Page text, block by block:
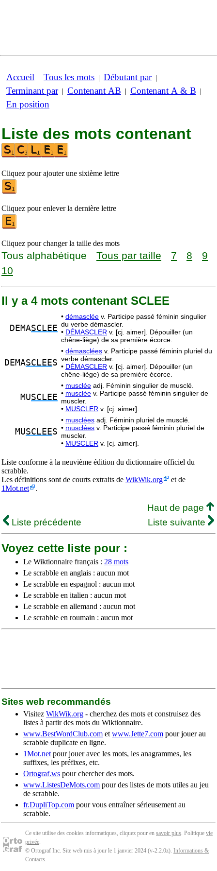
Accueil | Tous les mots | Débutant par|
Terminant par| Contenant AB | Contenant A & B |
En position
Liste des mots contenant
Cliquez pour ajouter une sixième lettre
Cliquez pour enlever la dernière lettre
Cliquez pour changer la taille des mots
Tous alphabétique Tous par taille 7 8
9
10
Il y a 4 mots contenant SCLEE
DEMASCLEE
• démasclée v. Participe passé féminin singulier
du verbe démascler.
• DÉMASCLER v. [cj. aimer]. Dépouiller (un
chêne-liège) de sa première écorce.
DEMASCLEES
• démasclées v. Participe passé féminin pluriel du
verbe démascler.
• DÉMASCLER v. [cj. aimer]. Dépouiller (un
chêne-liège) de sa première écorce.
MUSCLEE
• musclée adj. Féminin singulier de musclé.
• musclée v. Participe passé féminin singulier de
muscler.
• MUSCLER v. [cj. aimer].
MUSCLEES
• musclées adj. Féminin pluriel de musclé.
• musclées v. Participe passé féminin pluriel de
muscler.
• MUSCLER v. [cj. aimer].
Liste conforme à la neuvième édition du dictionnaire officiel du
scrabble.
Les définitions sont de courts extraits de WikWik.org
et de
1Mot.net
.
Haut de page
Liste précédente
Liste suivante
Voyez cette liste pour :
Le Wiktionnaire français : 28 mots
Le scrabble en anglais : aucun mot
Le scrabble en espagnol : aucun mot
Le scrabble en italien : aucun mot
Le scrabble en allemand : aucun mot
Le scrabble en roumain : aucun mot
Sites web recommandés
Visitez WikWik.org - cherchez des mots et construisez des
listes à partir des mots du Wiktionnaire.
www.BestWordClub.com et www.Jette7.com pour jouer au
scrabble duplicate en ligne.
1Mot.net pour jouer avec les mots, les anagrammes, les
suffixes, les préfixes, etc.
Ortograf.ws pour chercher des mots.
www.ListesDeMots.com pour des listes de mots utiles au jeu
de scrabble.
fr.DupliTop.com pour vous entraîner sérieusement au
scrabble.
Ce site utilise des cookies informatiques, cliquez pour en savoir plus. Politique vie
privée.
© Ortograf Inc. Site web mis à jour le 1 janvier 2024 (v-2.2.0z). Informations &
Contacts.